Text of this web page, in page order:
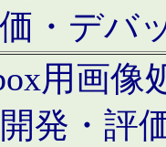
・デバ
用画像
発・評